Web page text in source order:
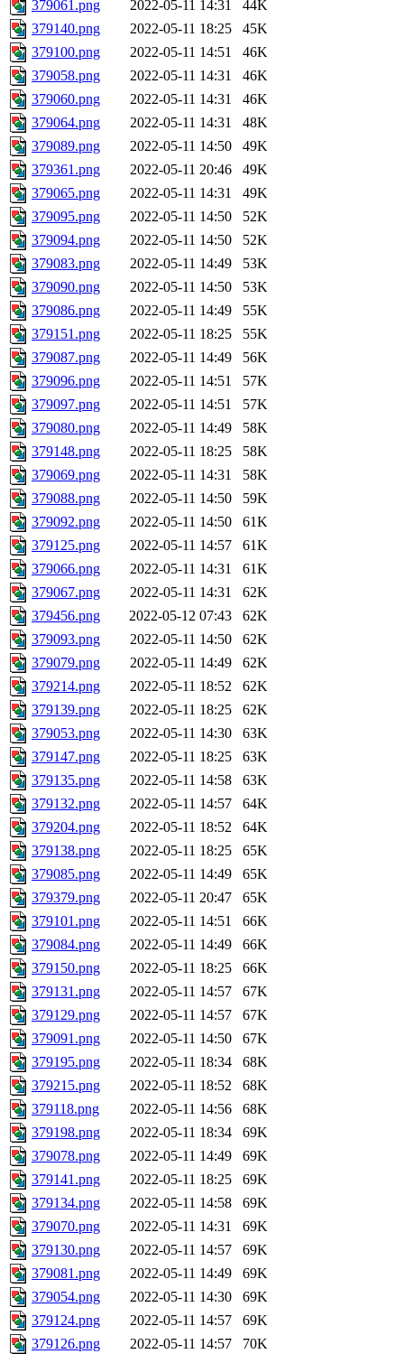
379061.png 2022-05-11 14:31
44K
379140.png
2022-05-11 18:25
45K
379100.png
2022-05-11 14:51
46K
379058.png
2022-05-11 14:31
46K
379060.png
2022-05-11 14:31
46K
379064.png
2022-05-11 14:31
48K
379089.png
2022-05-11 14:50
49K
379361.png
2022-05-11 20:46
49K
379065.png
2022-05-11 14:31
49K
379095.png
2022-05-11 14:50
52K
379094.png
2022-05-11 14:50
52K
379083.png
2022-05-11 14:49
53K
379090.png
2022-05-11 14:50
53K
379086.png
2022-05-11 14:49
55K
379151.png
2022-05-11 18:25
55K
379087.png
2022-05-11 14:49
56K
379096.png
2022-05-11 14:51
57K
379097.png
2022-05-11 14:51
57K
379080.png
2022-05-11 14:49
58K
379148.png
2022-05-11 18:25
58K
379069.png
2022-05-11 14:31
58K
379088.png
2022-05-11 14:50
59K
379092.png
2022-05-11 14:50
61K
379125.png
2022-05-11 14:57
61K
379066.png
2022-05-11 14:31
61K
379067.png
2022-05-11 14:31
62K
379456.png
2022-05-12 07:43
62K
379093.png
2022-05-11 14:50
62K
379079.png
2022-05-11 14:49
62K
379214.png
2022-05-11 18:52
62K
379139.png
2022-05-11 18:25
62K
379053.png
2022-05-11 14:30
63K
379147.png
2022-05-11 18:25
63K
379135.png
2022-05-11 14:58
63K
379132.png
2022-05-11 14:57
64K
379204.png
2022-05-11 18:52
64K
379138.png
2022-05-11 18:25
65K
379085.png
2022-05-11 14:49
65K
379379.png
2022-05-11 20:47
65K
379101.png
2022-05-11 14:51
66K
379084.png
2022-05-11 14:49
66K
379150.png
2022-05-11 18:25
66K
379131.png
2022-05-11 14:57
67K
379129.png
2022-05-11 14:57
67K
379091.png
2022-05-11 14:50
67K
379195.png
2022-05-11 18:34
68K
379215.png
2022-05-11 18:52
68K
379118.png
2022-05-11 14:56
68K
379198.png
2022-05-11 18:34
69K
379078.png
2022-05-11 14:49
69K
379141.png
2022-05-11 18:25
69K
379134.png
2022-05-11 14:58
69K
379070.png
2022-05-11 14:31
69K
379130.png
2022-05-11 14:57
69K
379081.png
2022-05-11 14:49
69K
379054.png
2022-05-11 14:30
69K
379124.png
2022-05-11 14:57
69K
379126.png
2022-05-11 14:57
70K